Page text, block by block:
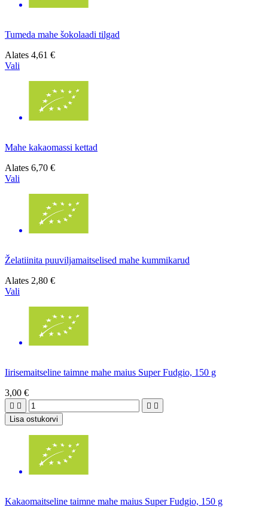
Tumeda mahe šokolaadi tilgad
Alates 4,61 €
Vali
Mahe kakaomassi kettad
Alates 6,70 €
Vali
Želatiinita puuviljamaitselised mahe kummikarud
Alates 2,80 €
Vali
Iirisemaitseline taimne mahe maius Super Fudgio, 150 g
3,00 €
   
Lisa ostukorvi
Kakaomaitseline taimne mahe maius Super Fudgio, 150 g